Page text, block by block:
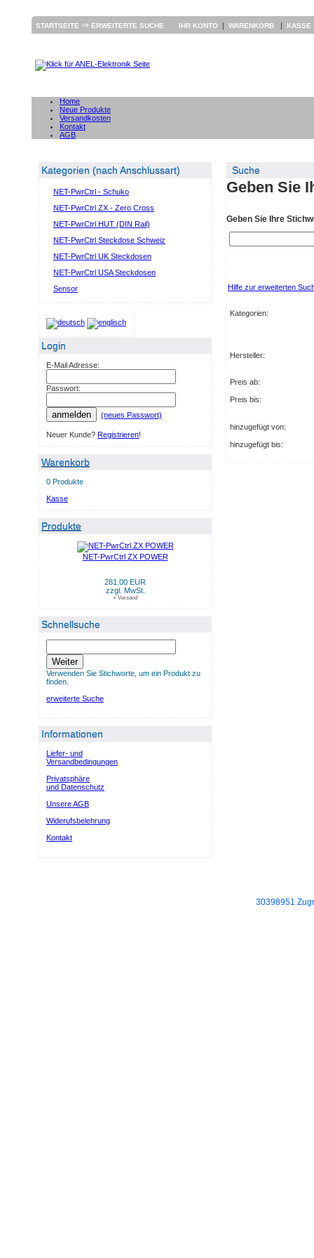
STARTSEITE ⇒ ERWEITERTE SUCHE IHR KONTO | WARENKORB | KASSE
Home
Neue Produkte
Versandkosten
Kontakt
AGB
Kategorien (nach Anschlussart)
NET-PwrCtrl - Schuko
NET-PwrCtrl ZX - Zero Cross
NET-PwrCtrl HUT (DIN Rail)
NET-PwrCtrl Steckdose Schweiz
NET-PwrCtrl UK Steckdosen
NET-PwrCtrl USA Steckdosen
Sensor
Login
E-Mail Adresse:
Passwort:
anmelden (neues Passwort)
Neuer Kunde? Registrieren!
Warenkorb
0 Produkte
Kasse
Produkte
NET-PwrCtrl ZX POWER
281.00 EUR
zzgl. MwSt.
+ Versand
Schnellsuche
Weiter
Verwenden Sie Stichworte, um ein Produkt zu
finden.
erweiterte Suche
Informationen
Liefer- und
Versandbedingungen
Privatsphäre
und Datenschutz
Unsere AGB
Widerufsbelehrung
Kontakt
Suche
Geben Sie
Geben Sie Ihre
Hilfe zur erweiterten
Kategorien:
Hersteller:
Preis ab:
Preis bis:
hinzugefügt von:
hinzugefügt bis:
30398951